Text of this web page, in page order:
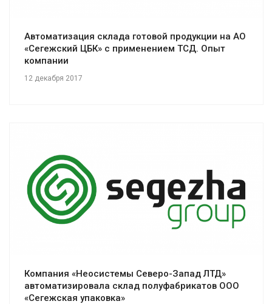
Автоматизация склада готовой продукции на АО
«Сегежский ЦБК» с применением ТСД. Опыт
компании
12 декабря 2017
Смотреть проект
Компания «Неосистемы Северо-Запад ЛТД»
автоматизировала склад полуфабрикатов ООО
«Сегежская упаковка»